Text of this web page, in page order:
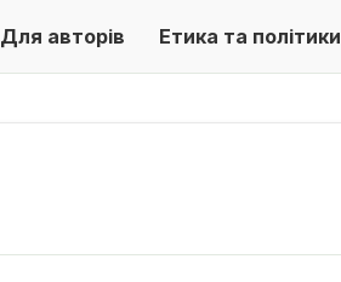
Для авторів Етика та політики